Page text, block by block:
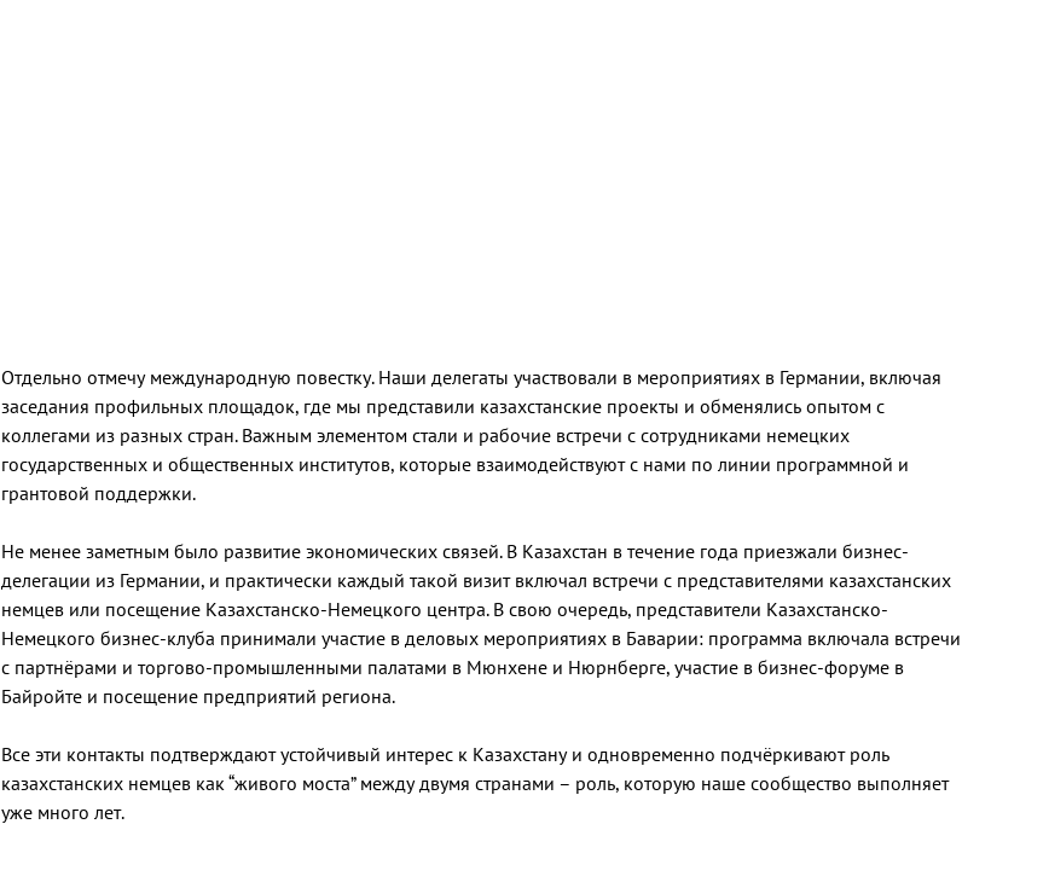
Отдельно отмечу международную повестку. Наши делегаты участвовали в мероприятиях в Германии, включая
заседания профильных площадок, где мы представили казахстанские проекты и обменялись опытом с
коллегами из разных стран. Важным элементом стали и рабочие встречи с сотрудниками немецких
государственных и общественных институтов, которые взаимодействуют с нами по линии программной и
грантовой поддержки.
Не менее заметным было развитие экономических связей. В Казахстан в течение года приезжали бизнес-
делегации из Германии, и практически каждый такой визит включал встречи с представителями казахстанских
немцев или посещение Казахстанско-Немецкого центра. В свою очередь, представители Казахстанско-
Немецкого бизнес-клуба принимали участие в деловых мероприятиях в Баварии: программа включала встречи
с партнёрами и торгово-промышленными палатами в Мюнхене и Нюрнберге, участие в бизнес-форуме в
Байройте и посещение предприятий региона.
Все эти контакты подтверждают устойчивый интерес к Казахстану и одновременно подчёркивают роль
казахстанских немцев как “живого моста” между двумя странами – роль, которую наше сообщество выполняет
уже много лет.